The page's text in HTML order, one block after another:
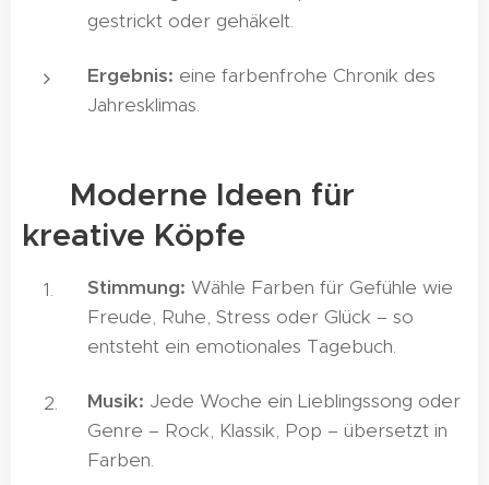
gestrickt oder gehäkelt.
Ergebnis: eine farbenfrohe Chronik des
Jahresklimas.
📚 Moderne Ideen für
kreative Köpfe
Stimmung: Wähle Farben für Gefühle wie
Freude, Ruhe, Stress oder Glück – so
entsteht ein emotionales Tagebuch.
Musik: Jede Woche ein Lieblingssong oder
Genre – Rock, Klassik, Pop – übersetzt in
Farben.